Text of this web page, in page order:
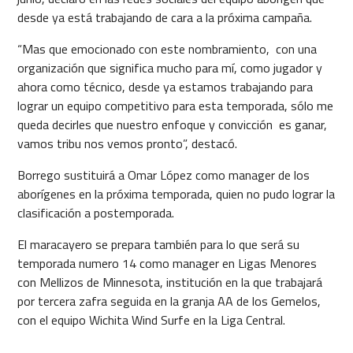
desde ya está trabajando de cara a la próxima campaña.
“Mas que emocionado con este nombramiento, con una
organización que significa mucho para mí, como jugador y
ahora como técnico, desde ya estamos trabajando para
lograr un equipo competitivo para esta temporada, sólo me
queda decirles que nuestro enfoque y convicción es ganar,
vamos tribu nos vemos pronto”, destacó.
Borrego sustituirá a Omar López como manager de los
aborígenes en la próxima temporada, quien no pudo lograr la
clasificación a postemporada.
El maracayero se prepara también para lo que será su
temporada numero 14 como manager en Ligas Menores
con Mellizos de Minnesota, institución en la que trabajará
por tercera zafra seguida en la granja AA de los Gemelos,
con el equipo Wichita Wind Surfe en la Liga Central.